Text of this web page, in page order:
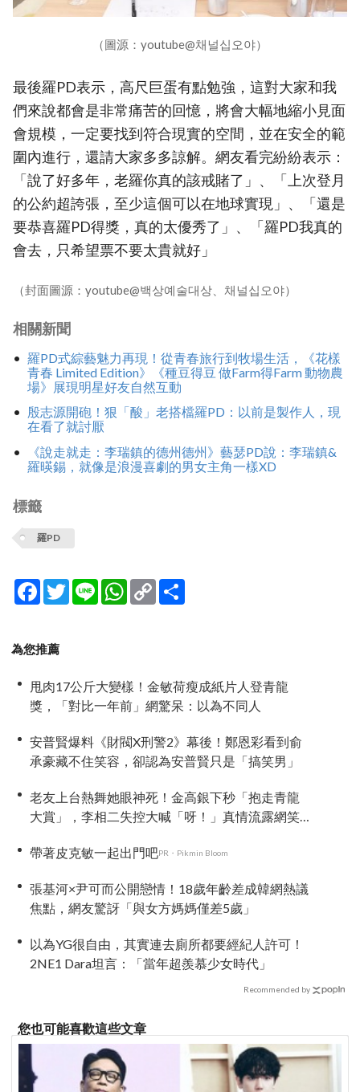
（圖源：youtube@채널십오야）
最後羅PD表示，高尺巨蛋有點勉強，這對大家和我
們來說都會是非常痛苦的回憶，將會大幅地縮小見面
會規模，一定要找到符合現實的空間，並在安全的範
圍內進行，還請大家多多諒解。網友看完紛紛表示：
「說了好多年，老羅你真的該戒賭了」、「上次登月
的公約超誇張，至少這個可以在地球實現」、「還是
要恭喜羅PD得獎，真的太優秀了」、「羅PD我真的
會去，只希望票不要太貴就好」
（封面圖源：youtube@백상예술대상、채널십오야）
相關新聞
羅PD式綜藝魅力再現！從青春旅行到牧場生活，《花樣
青春 Limited Edition》《種豆得豆 做Farm得Farm 動物農
場》展現明星好友自然互動
殷志源開砲！狠「酸」老搭檔羅PD：以前是製作人，現
在看了就討厭
《說走就走：李瑞鎮的德州德州》藝瑟PD說：李瑞鎮&
羅暎錫，就像是浪漫喜劇的男女主角一樣XD
標籤
羅PD
Facebook
TwitterLine WhatsApp
Copy
Link
為您推薦
甩肉17公斤大變樣！金敏荷瘦成紙片人登青龍
獎，「對比一年前」網驚呆：以為不同人
安普賢爆料《財閥X刑警2》幕後！鄭恩彩看到俞
承豪藏不住笑容，卻認為安普賢只是「搞笑男」
老友上台熱舞她眼神死！金高銀下秒「抱走青龍
大賞」，李相二失控大喊「呀！」真情流露網笑
帶著皮克敏一起出門吧PR・Pikmin Bloom
張基河×尹可而公開戀情！18歲年齡差成韓網熱議
焦點，網友驚訝「與女方媽媽僅差5歲」
以為YG很自由，其實連去廁所都要經紀人許可！
2NE1 Dara坦言：「當年超羨慕少女時代」
Recommended by
您也可能喜歡這些文章